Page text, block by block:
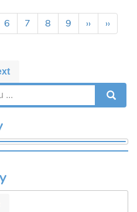
Page
6 Page
7 Page
8 Page
9
Ďalšia
strana
››
strana
››